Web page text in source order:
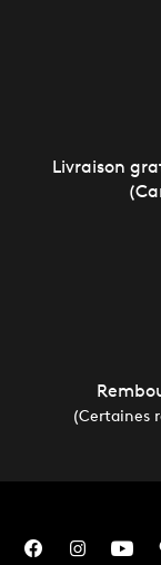
Livraison
(Certaines